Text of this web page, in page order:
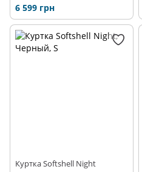
6 599 грн
Куртка Softshell Night